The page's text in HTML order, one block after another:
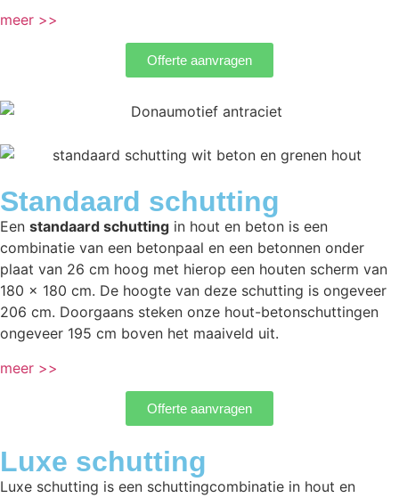
meer >>
Offerte aanvragen
Standaard schutting
Een standaard schutting in hout en beton is een
combinatie van een betonpaal en een betonnen onder
plaat van 26 cm hoog met hierop een houten scherm van
180 x 180 cm. De hoogte van deze schutting is ongeveer
206 cm. Doorgaans steken onze hout-betonschuttingen
ongeveer 195 cm boven het maaiveld uit.
meer >>
Offerte aanvragen
Luxe schutting
Luxe schutting is een schuttingcombinatie in hout en